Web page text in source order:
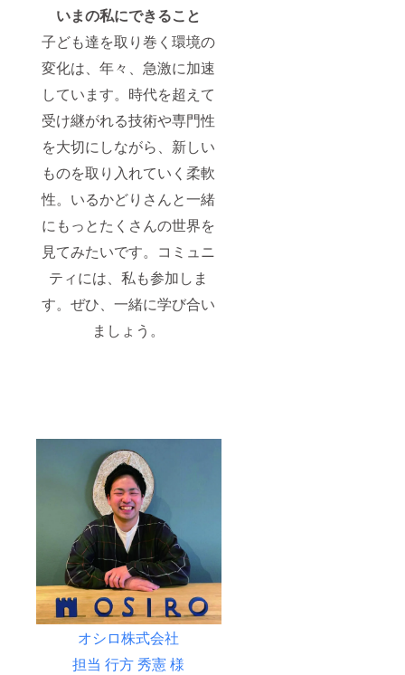
いまの私にできること
子ども達を取り巻く環境の
変化は、年々、急激に加速
しています。時代を超えて
受け継がれる技術や専門性
を大切にしながら、新しい
ものを取り入れていく柔軟
性。いるかどりさんと一緒
にもっとたくさんの世界を
見てみたいです。コミュニ
ティには、私も参加しま
す。ぜひ、一緒に学び合い
ましょう。
オシロ株式会社
担当 行方 秀憲 様